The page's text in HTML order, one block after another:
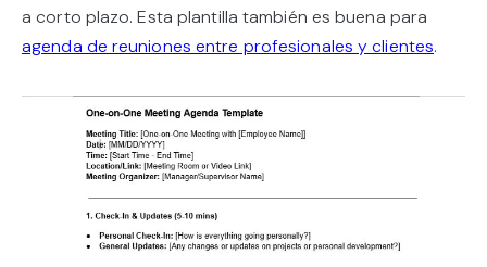
a corto plazo. Esta plantilla también es buena para
agenda de reuniones entre profesionales y clientes.